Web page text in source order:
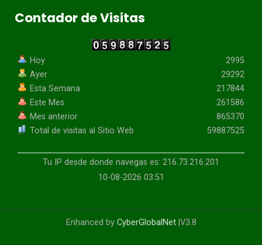
Contador de Visitas
Hoy
Ayer
Esta Semana
Este Mes
Mes anterior
Total de visitas al Sitio Web
2995
29292
217844
261586
865370
59887525
Tu IP desde donde navegas es: 216.73.216.201
10-08-2026 03:51
Enhanced by CyberGlobalNet|V3.8